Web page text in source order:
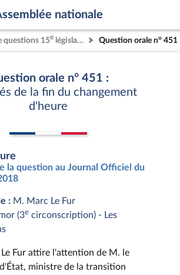
nationale
questions 15e législature Question orale n° 451
orale n° 451 :
de la fin du changement
d'heure
la question au Journal Officiel du
: M. Marc Le Fur
(3e circonscription) - Les
Fur attire l'attention de M. le
ministre de la transition